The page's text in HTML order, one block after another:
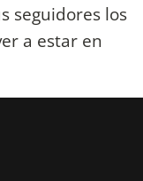
seguidores los
a estar en